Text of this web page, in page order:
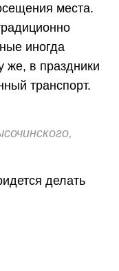
места.
иногда
же, в праздники
транспорт.
делать